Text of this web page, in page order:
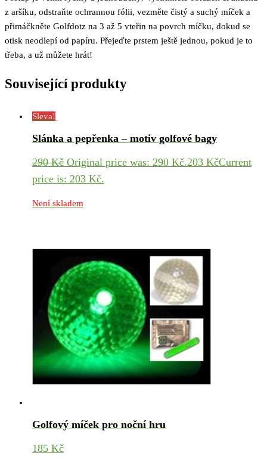
z aršíku, odstraňte ochrannou fólii, vezměte čistý a suchý míček a
přimáčkněte Golfdotz na 3 až 5 vteřin na povrch míčku, dokud se
otisk neodlepí od papíru. Přejeďte prstem ještě jednou, pokud je to
třeba, a už můžete hrát!
Související produkty
Sleva!
Slánka a pepřenka – motiv golfové bagy
290Kč Original price was: 290 Kč.203 KčCurrent
price is: 203 Kč.
Není skladem
Golfový míček pro noční hru
185 Kč